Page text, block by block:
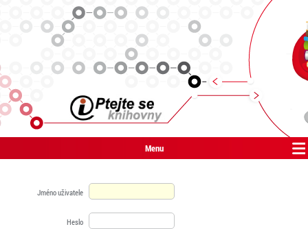
Menu
Jméno uživatele
Heslo